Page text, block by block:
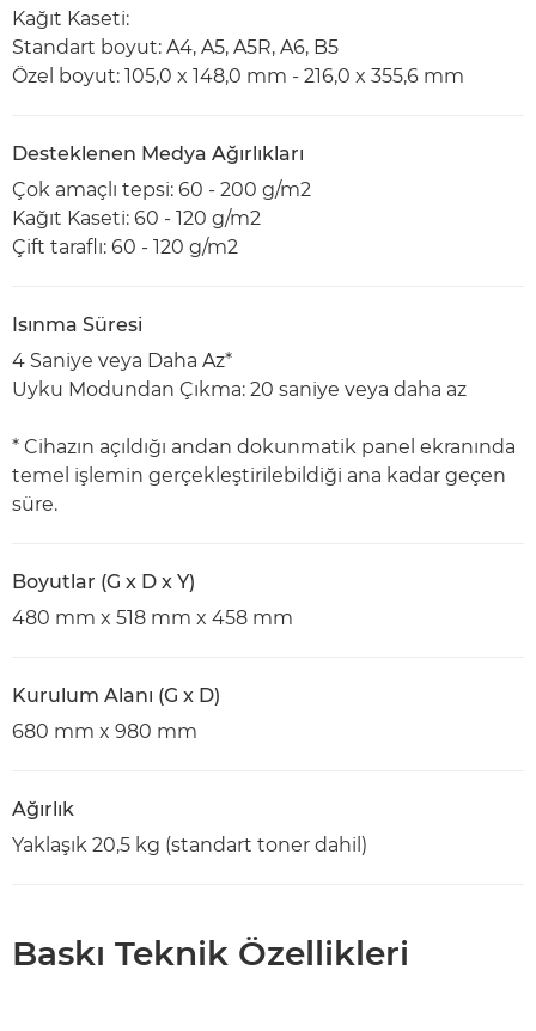
Kağıt Kaseti:
Standart boyut: A4, A5, A5R, A6, B5
Özel boyut: 105,0 x 148,0 mm - 216,0 x 355,6 mm
Desteklenen Medya Ağırlıkları
Çok amaçlı tepsi: 60 - 200 g/m2
Kağıt Kaseti: 60 - 120 g/m2
Çift taraflı: 60 - 120 g/m2
Isınma Süresi
4 Saniye veya Daha Az*
Uyku Modundan Çıkma: 20 saniye veya daha az
* Cihazın açıldığı andan dokunmatik panel ekranında
temel işlemin gerçekleştirilebildiği ana kadar geçen
süre.
Boyutlar (G x D x Y)
480 mm x 518 mm x 458 mm
Kurulum Alanı (G x D)
680 mm x 980 mm
Ağırlık
Yaklaşık 20,5 kg (standart toner dahil)
Baskı Teknik Özellikleri